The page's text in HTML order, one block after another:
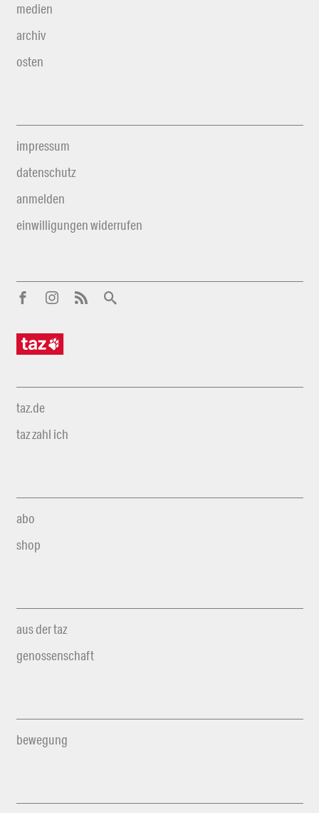
medien
archiv
osten
impressum
datenschutz
anmelden
einwilligungen widerrufen
taz.de
taz zahl ich
abo
shop
aus der taz
genossenschaft
bewegung